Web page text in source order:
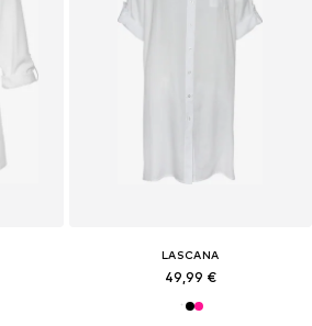
LASCANA
49,99 €